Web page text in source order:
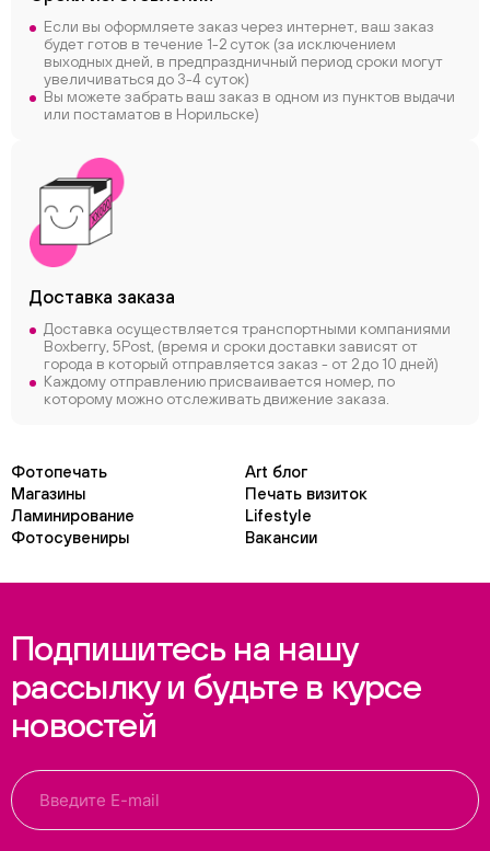
Если вы оформляете заказ через интернет, ваш заказ
будет готов в течение 1-2 суток (за исключением
выходных дней, в предпраздничный период сроки могут
увеличиваться до 3-4 суток)
Вы можете забрать ваш заказ в одном из пунктов выдачи
или постаматов в Норильске)
Доставка заказа
Доставка осуществляется транспортными компаниями
Boxberry, 5Post, (время и сроки доставки зависят от
города в который отправляется заказ - от 2 до 10 дней)
Каждому отправлению присваивается номер, по
которому можно отслеживать движение заказа.
Фотопечать
Art блог
Магазины
Печать визиток
Ламинирование
Lifestyle
Фотосувениры
Вакансии
Подпишитесь на нашу
рассылку и будьте в курсе
новостей